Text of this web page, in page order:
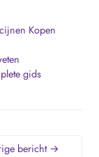
Kopen
gids
bericht →